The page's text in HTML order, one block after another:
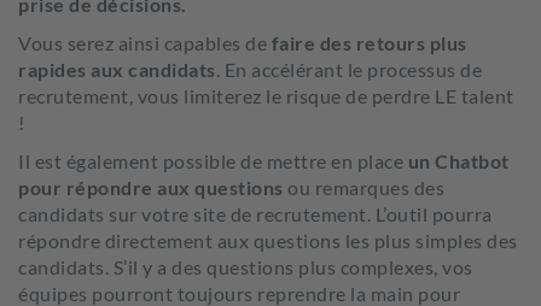
Vous serez ainsi capables de faire des retours plus
rapides aux candidats. En accélérant le processus de
recrutement, vous limiterez le risque de perdre LE talent
!
Il est également possible de mettre en place un Chatbot
pour répondre aux questions ou remarques des
candidats sur votre site de recrutement. L’outil pourra
répondre directement aux questions les plus simples des
candidats. S’il y a des questions plus complexes, vos
équipes pourront toujours reprendre la main pour